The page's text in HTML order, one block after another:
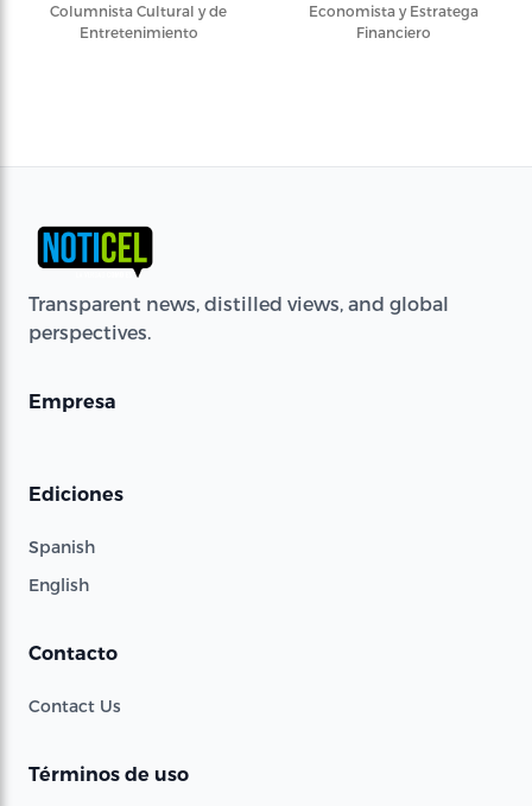
Columnista Cultural y de
Entretenimiento
Economista y Estratega
Financiero
Transparent news, distilled views, and global
perspectives.
Empresa
Ediciones
Spanish
English
Contacto
Contact Us
Términos de uso